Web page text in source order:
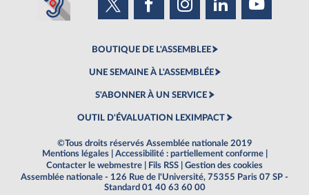
BOUTIQUE DE L'ASSEMBLEE
UNE SEMAINE À L'ASSEMBLÉE
S'ABONNER À UN SERVICE
OUTIL D'ÉVALUATION LEXIMPACT
©Tous droits réservés Assemblée nationale 2019
Mentions légales
Accessibilité : partiellement conforme
Contacter le webmestre
Fils RSS
Gestion des cookies
Assemblée nationale - 126 Rue de l'Université, 75355 Paris 07 SP -
Standard 01 40 63 60 00